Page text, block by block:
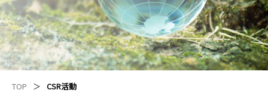
TOP CSR活動